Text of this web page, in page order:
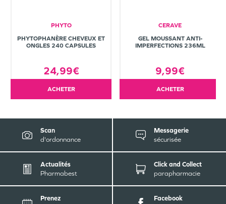
PHYTO
PHYTOPHANÈRE CHEVEUX ET
ONGLES 240 CAPSULES
24,99€
ACHETER
CERAVE
GEL MOUSSANT ANTI-
IMPERFECTIONS 236ML
9,99€
ACHETER
Scan
d'ordonnance
Messagerie
sécurisée
Actualités
Pharmabest
Click and Collect
parapharmacie
Prenez
Facebook